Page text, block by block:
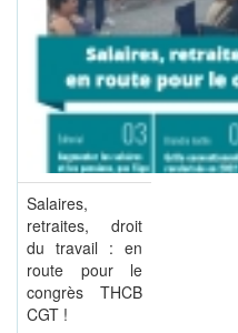
Salaires,
retraites, droit
du travail : en
route pour le
congrès THCB
CGT !